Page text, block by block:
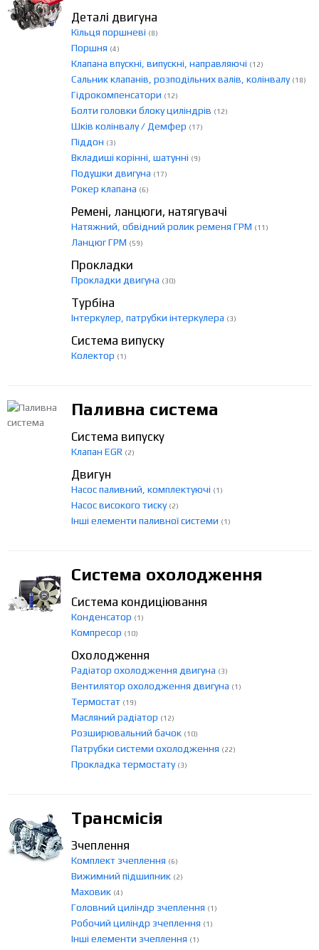
Деталі двигуна
Кільця поршневі (8)
Поршня (4)
Клапана впускні, випускні, направляючі (12)
Сальник клапанів, розподільних валів, колінвалу (18)
Гідрокомпенсатори (12)
Болти головки блоку циліндрів (12)
Шків колінвалу / Демфер (17)
Піддон (3)
Вкладиші корінні, шатунні (9)
Подушки двигуна (17)
Рокер клапана (6)
Ремені, ланцюги, натягувачі
Натяжний, обвідний ролик ременя ГРМ (11)
Ланцюг ГРМ (59)
Прокладки
Прокладки двигуна (30)
Турбіна
Інтеркулер, патрубки інтеркулера (3)
Система випуску
Колектор (1)
Паливна система
Система випуску
Клапан EGR (2)
Двигун
Насос паливний, комплектуючі (1)
Насос високого тиску (2)
Інші елементи паливної системи (1)
Система охолодження
Система кондиціювання
Конденсатор (1)
Компресор (10)
Охолодження
Радіатор охолодження двигуна (3)
Вентилятор охолодження двигуна (1)
Термостат (19)
Масляний радіатор (12)
Розширювальний бачок (10)
Патрубки системи охолодження (22)
Прокладка термостату (3)
Трансмісія
Зчеплення
Комплект зчеплення (6)
Вижимний підшипник (2)
Маховик (4)
Головний циліндр зчеплення (1)
Робочий циліндр зчеплення (1)
Інші елементи зчеплення (1)